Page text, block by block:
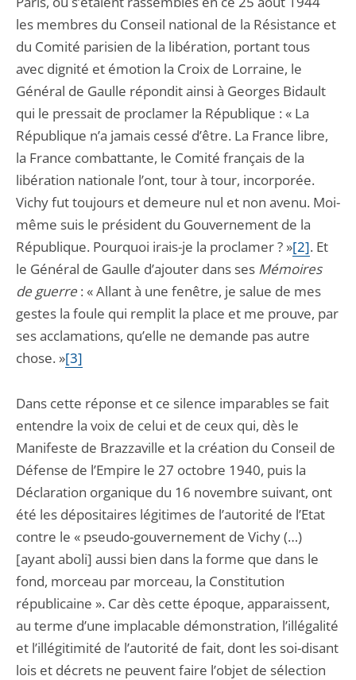
les membres du Conseil national de la Résistance et
du Comité parisien de la libération, portant tous
avec dignité et émotion la Croix de Lorraine, le
Général de Gaulle répondit ainsi à Georges Bidault
qui le pressait de proclamer la République : « La
République n’a jamais cessé d’être. La France libre,
la France combattante, le Comité français de la
libération nationale l’ont, tour à tour, incorporée.
Vichy fut toujours et demeure nul et non avenu. Moi-
même suis le président du Gouvernement de la
République. Pourquoi irais-je la proclamer ? »[2]. Et
le Général de Gaulle d’ajouter dans ses Mémoires
de guerre : « Allant à une fenêtre, je salue de mes
gestes la foule qui remplit la place et me prouve, par
ses acclamations, qu’elle ne demande pas autre
chose. »[3]
Dans cette réponse et ce silence imparables se fait
entendre la voix de celui et de ceux qui, dès le
Manifeste de Brazzaville et la création du Conseil de
Défense de l’Empire le 27 octobre 1940, puis la
Déclaration organique du 16 novembre suivant, ont
été les dépositaires légitimes de l’autorité de l’Etat
contre le « pseudo-gouvernement de Vichy (…)
[ayant aboli] aussi bien dans la forme que dans le
fond, morceau par morceau, la Constitution
républicaine ». Car dès cette époque, apparaissent,
au terme d’une implacable démonstration, l’illégalité
et l’illégitimité de l’autorité de fait, dont les soi-disant
lois et décrets ne peuvent faire l’objet de sélection